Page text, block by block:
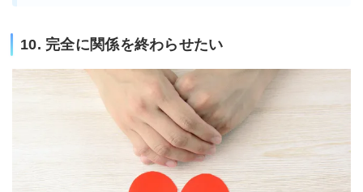
10. 完全に関係を終わらせたい